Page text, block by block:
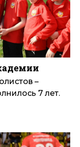
–
7 лет.